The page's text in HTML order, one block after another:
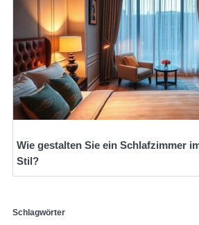
Wie gestalten Sie ein Schlafzimmer
Stil?
Schlagwörter